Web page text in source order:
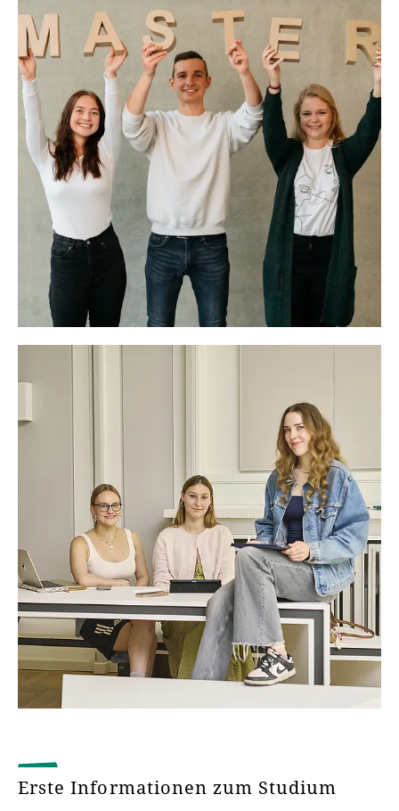
Erste Informationen zum Studium